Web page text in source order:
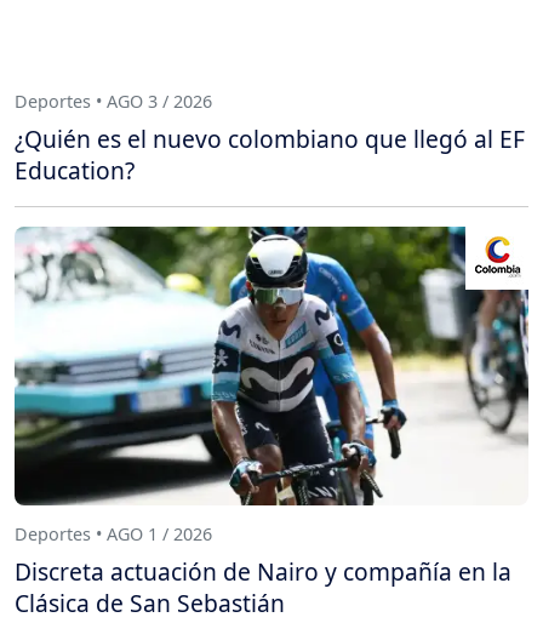
Deportes • AGO 3 / 2026
¿Quién es el nuevo colombiano que llegó al EF
Education?
Deportes • AGO 1 / 2026
Discreta actuación de Nairo y compañía en la
Clásica de San Sebastián